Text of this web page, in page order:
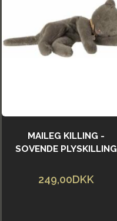
MAILEG KILLING -
SOVENDE PLYSKILLING
249,00DKK